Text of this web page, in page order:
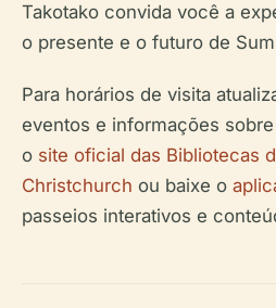
Takotako convida você a
o presente e o futuro de
Para horários de visita
eventos e informações
o site oficial das Bibliotecas
Christchurch ou baixe o
passeios interativos e